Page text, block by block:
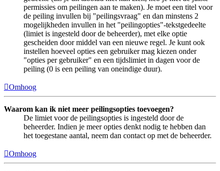
permissies om peilingen aan te maken). Je moet een titel voor
de peiling invullen bij "peilingsvraag" en dan minstens 2
mogelijkheden invullen in het "peilingopties"-tekstgedeelte
(limiet is ingesteld door de beheerder), met elke optie
gescheiden door middel van een nieuwe regel. Je kunt ook
instellen hoeveel opties een gebruiker mag kiezen onder
"opties per gebruiker" en een tijdslimiet in dagen voor de
peiling (0 is een peiling van oneindige duur).
Omhoog
Waarom kan ik niet meer peilingsopties toevoegen?
De limiet voor de peilingsopties is ingesteld door de
beheerder. Indien je meer opties denkt nodig te hebben dan
het toegestane aantal, neem dan contact op met de beheerder.
Omhoog